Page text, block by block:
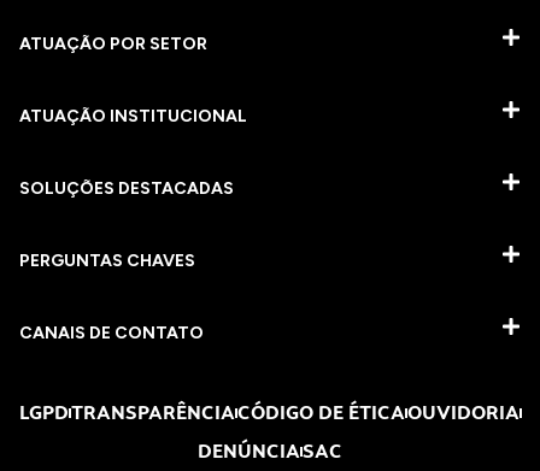
ATUAÇÃO POR SETOR
ATUAÇÃO INSTITUCIONAL
SOLUÇÕES DESTACADAS
PERGUNTAS CHAVES​
CANAIS DE CONTATO
LGPDTRANSPARÊNCIACÓDIGO DE ÉTICAOUVIDORIA
DENÚNCIASAC